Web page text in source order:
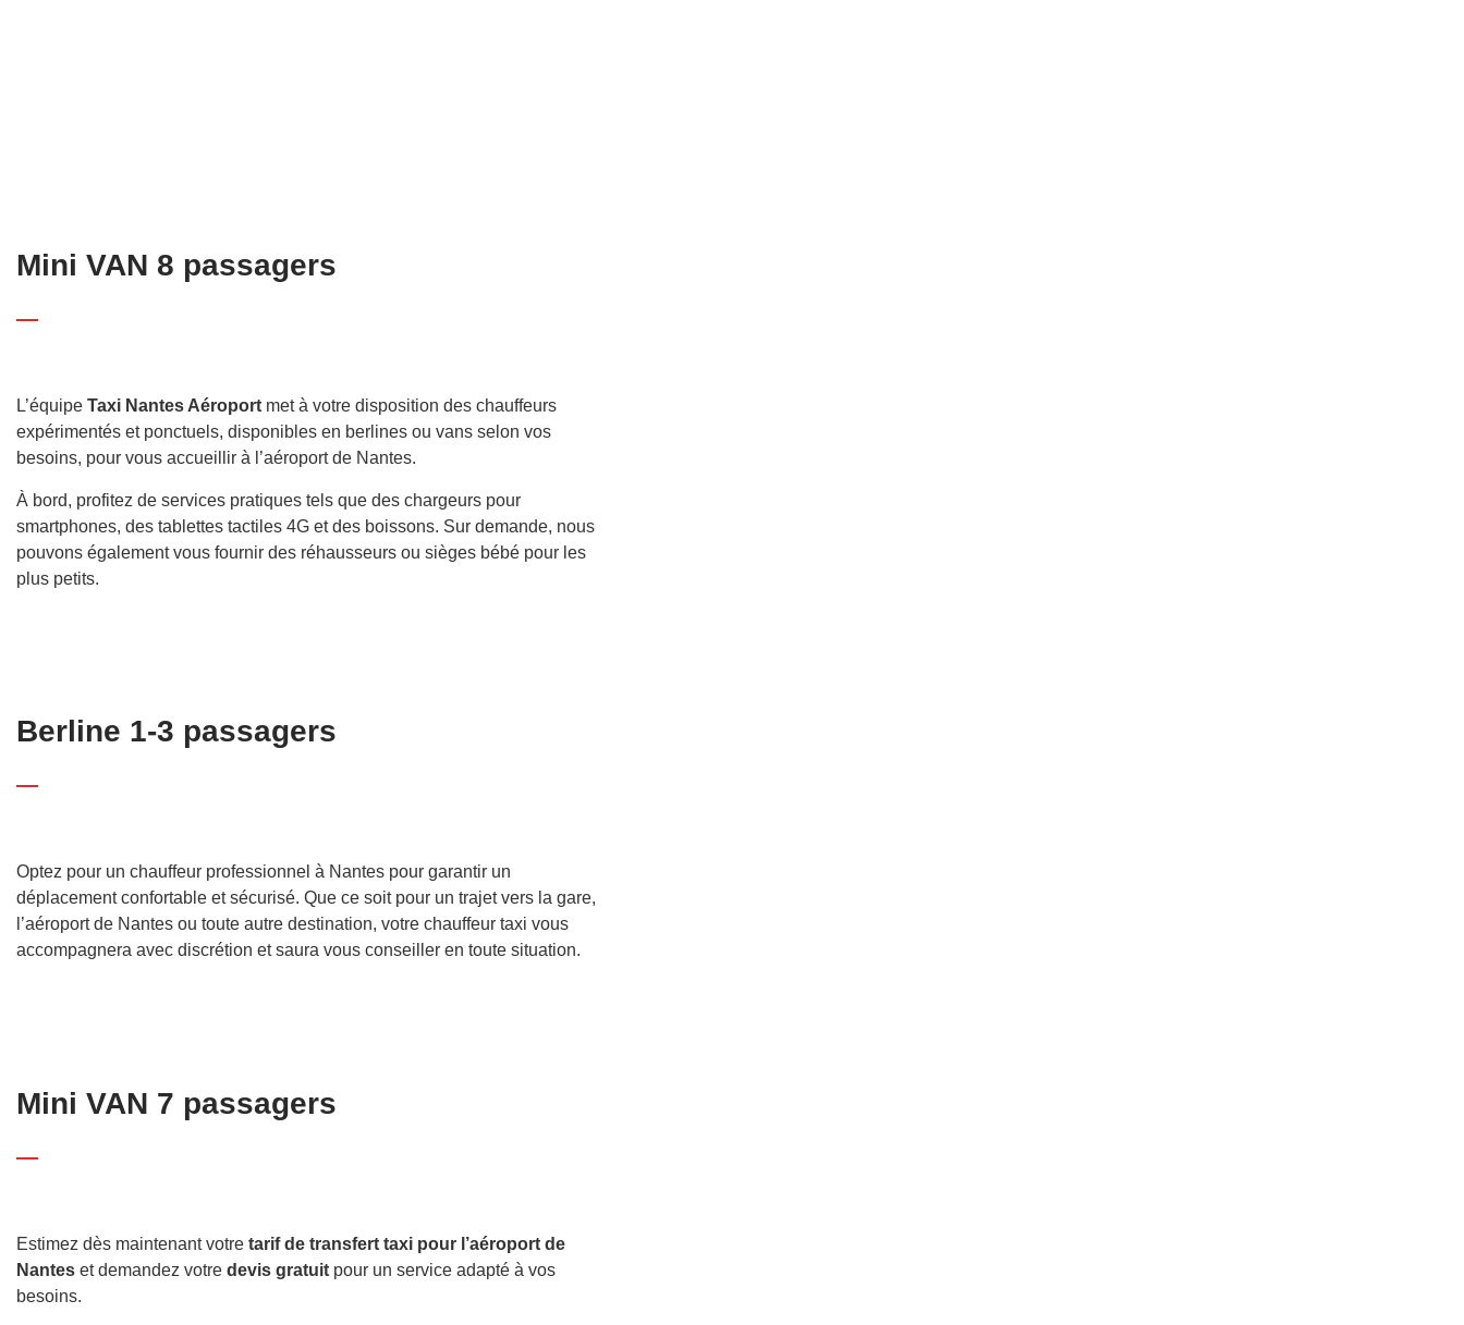
Mini VAN 8 passagers
L’équipe Taxi Nantes Aéroport met à votre disposition des chauffeurs
expérimentés et ponctuels, disponibles en berlines ou vans selon vos
besoins, pour vous accueillir à l’aéroport de Nantes.
À bord, profitez de services pratiques tels que des chargeurs pour
smartphones, des tablettes tactiles 4G et des boissons. Sur demande, nous
pouvons également vous fournir des réhausseurs ou sièges bébé pour les
plus petits.
Berline 1-3 passagers
Optez pour un chauffeur professionnel à Nantes pour garantir un
déplacement confortable et sécurisé. Que ce soit pour un trajet vers la gare,
l’aéroport de Nantes ou toute autre destination, votre chauffeur taxi vous
accompagnera avec discrétion et saura vous conseiller en toute situation.
Mini VAN 7 passagers
Estimez dès maintenant votre tarif de transfert taxi pour l’aéroport de
Nantes et demandez votre devis gratuit pour un service adapté à vos
besoins.